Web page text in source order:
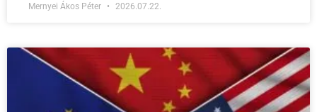
Mernyei Ákos Péter 2026.07.22.